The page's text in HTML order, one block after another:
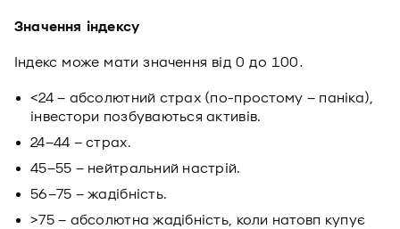
Значення індексу
Індекс може мати значення від 0 до 100.
<24 – абсолютний страх (по-простому – паніка),
інвестори позбуваються активів.
24–44 – страх.
45–55 – нейтральний настрій.
56–75 – жадібність.
>75 – абсолютна жадібність, коли натовп купує